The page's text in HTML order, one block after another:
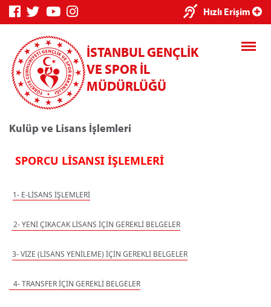
Hızlı Erişim
İSTANBUL GENÇLİK
VE SPOR İL
MÜDÜRLÜĞÜ
Kulüp ve Lisans İşlemleri
SPORCU LİSANSI İŞLEMLERİ
1- E-LİSANS İŞLEMLERİ
2- YENİ ÇIKACAK LİSANS İÇİN GEREKLİ BELGELER
3- VİZE (LİSANS YENİLEME) İÇİN GEREKLİ BELGELER
4- TRANSFER İÇİN GEREKLİ BELGELER
Kredi/Yurt E-Ödeme